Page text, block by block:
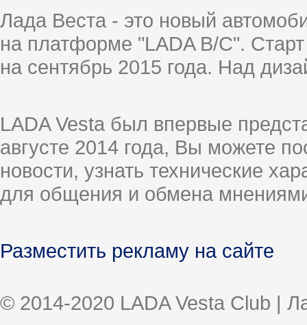
Лада Веста - это новый
на платформе "LADA B/C".
на сентябрь 2015 года. Над
LADA Vesta был впервые
августе 2014 года, Вы можете
новости, узнать технические
для общения и обмена
Разместить рекламу на сайте
© 2014-2020 LADA Vesta Club |